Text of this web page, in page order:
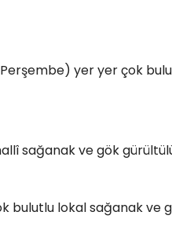
yer yer çok
sağanak ve gök
bulutlu lokal sağanak ve